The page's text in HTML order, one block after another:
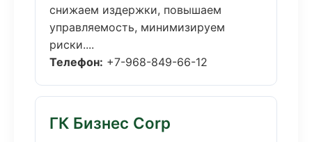
снижаем издержки, повышаем
управляемость, минимизируем
риски....
Телефон: +7-968-849-66-12
ГК Бизнес Corp